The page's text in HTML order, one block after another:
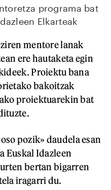
programa bat
Elkarteak
mentore lanak
ere hautaketa egin
Proiektu bana
bakoitzak
proiektuarekin bat
pozik» daudela esan
Euskal Idazleen
bertan bigarren
iragarri du.